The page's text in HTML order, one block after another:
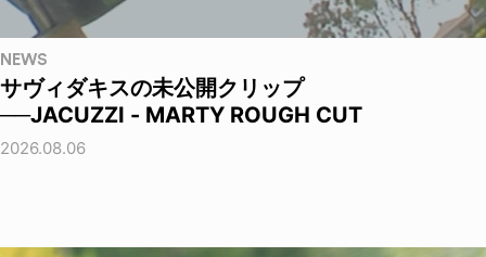
NEWS
サヴィダキスの未公開クリップ
──JACUZZI - MARTY ROUGH CUT
2026.08.06